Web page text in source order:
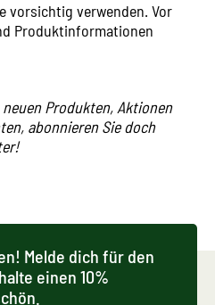
vorsichtig verwenden. Vor
Produktinformationen
Produkten, Aktionen
abonnieren Sie doch
Melde dich für den
einen 10%